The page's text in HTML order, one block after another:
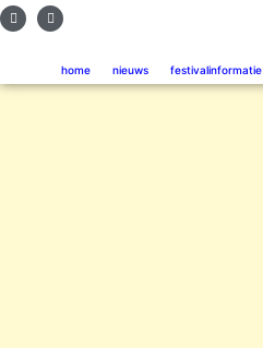
home nieuws festivalinformatie